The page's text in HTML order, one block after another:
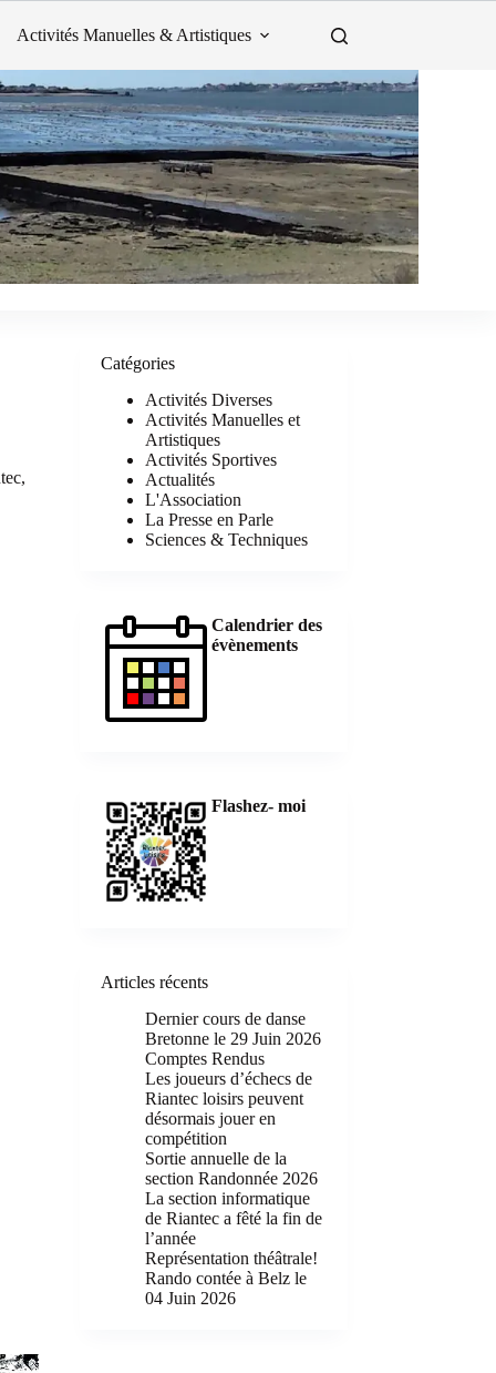
Activités Manuelles & Artistiques
Rando Lorient– Trefaven_4
Catégories
Activités Diverses
Activités Manuelles et
Artistiques
Activités Sportives
Actualités
L'Association
La Presse en Parle
Sciences & Techniques
Calendrier des
évènements
Flashez- moi
Articles récents
Dernier cours de danse
Bretonne le 29 Juin 2026
Comptes Rendus
Les joueurs d’échecs de
Riantec loisirs peuvent
désormais jouer en
compétition
Sortie annuelle de la
section Randonnée 2026
La section informatique
de Riantec a fêté la fin de
l’année
Représentation théâtrale!
Rando contée à Belz le
04 Juin 2026